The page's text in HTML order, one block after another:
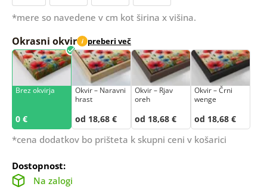
*mere so navedene v cm kot širina x višina.
Okrasni okvir i preberi več
Brez okvirja
0 €
Okvir – Naravni
hrast
od 18,68 €
Okvir – Rjav
oreh
od 18,68 €
Okvir – Črni
wenge
od 18,68 €
*cena dodatkov bo prišteta k skupni ceni v košarici
Dostopnost:
Na zalogi